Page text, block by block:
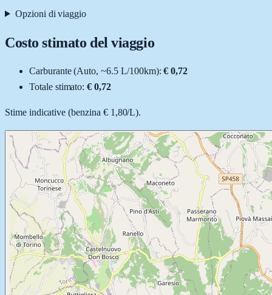
Opzioni di viaggio
Costo stimato del viaggio
Carburante (Auto, ~6.5 L/100km): € 0,72
Totale stimato:€ 0,72
Stime indicative (benzina € 1,80/L).